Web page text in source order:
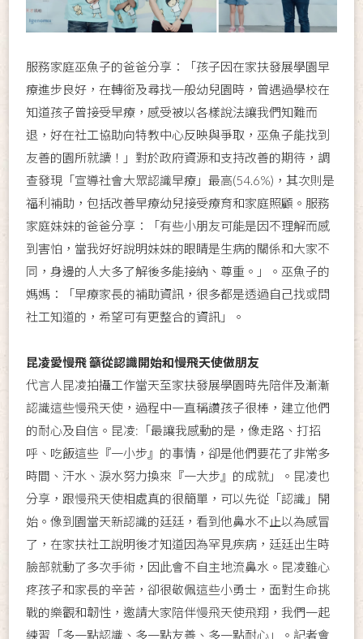
服務家庭巫魚子的爸爸分享：「孩子因在家扶發展學園早
療進步良好，在轉銜及尋找一般幼兒園時，曾遇過學校在
知道孩子曾接受早療，感受被以各樣說法讓我們知難而
退，好在社工協助向特教中心反映與爭取，巫魚子能找到
友善的園所就讀！」對於政府資源和支持改善的期待，調
查發現「宣導社會大眾認識早療」最高(54.6%)，其次則是
福利補助，包括改善早療幼兒接受療育和家庭照顧。服務
家庭妹妹的爸爸分享：「有些小朋友可能是因不理解而感
到害怕，當我好好說明妹妹的眼睛是生病的關係和大家不
同，身邊的人大多了解後多能接納、尊重。」。巫魚子的
媽媽：「早療家長的補助資訊，很多都是透過自己找或問
社工知道的，希望可有更整合的資訊」。
昆凌愛慢飛 籲從認識開始和慢飛天使做朋友
代言人昆凌拍攝工作當天至家扶發展學園時先陪伴及漸漸
認識這些慢飛天使，過程中一直稱讚孩子很棒，建立他們
的耐心及自信。昆凌:「最讓我感動的是，像走路、打招
呼、吃飯這些『一小步』的事情，卻是他們要花了非常多
時間、汗水、淚水努力換來『一大步』的成就」。昆凌也
分享，跟慢飛天使相處真的很簡單，可以先從「認識」開
始。像到園當天新認識的廷廷，看到他鼻水不止以為感冒
了，在家扶社工說明後才知道因為罕見疾病，廷廷出生時
臉部就動了多次手術，因此會不自主地流鼻水。昆凌雖心
疼孩子和家長的辛苦，卻很敬佩這些小勇士，面對生命挑
戰的樂觀和韌性，邀請大家陪伴慢飛天使飛翔，我們一起
練習「多一點認識、多一點友善、多一點耐心」。記者會